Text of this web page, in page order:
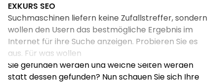
Kontaktformular, Chat, ... (nur Fax können Sie
mittlerweile getrost weglassen.)
4. Da Ihre Website ein so zentraler und wichtiger
Vertriebskanal zur Kundenakquise ist, sollten Sie
EXKURS SEO
Suchmaschinen liefern keine Zufallstreffer, sondern
wollen den Usern das bestmögliche Ergebnis im
Internet für ihre Suche anzeigen. Probieren Sie es
aus. Für was wollen
Sie gefunden werden und welche Seiten werden
statt dessen gefunden? Nun schauen Sie sich Ihre